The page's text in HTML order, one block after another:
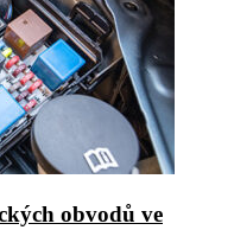
obvodů ve